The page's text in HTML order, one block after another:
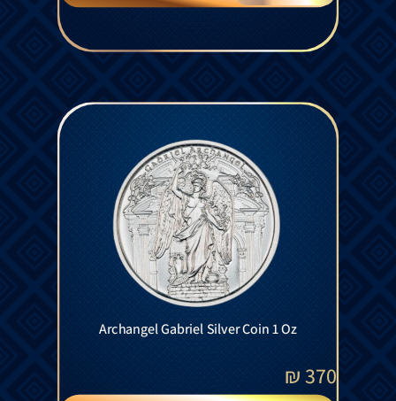
Archangel Gabriel Silver Coin 1 Oz
370
₪